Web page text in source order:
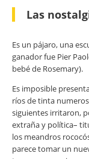
Las
Es un pájaro, una
ganador fue Pier
bebé de Rosemary).
Es imposible
ríos de tinta
siguientes irritaron,
extraña y política–
los meandros
parece tomar un